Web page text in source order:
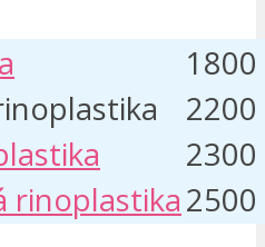
1800
2200
2300
rinoplastika2500